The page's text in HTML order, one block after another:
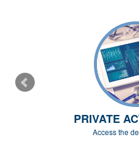
PRIVATE
Access the